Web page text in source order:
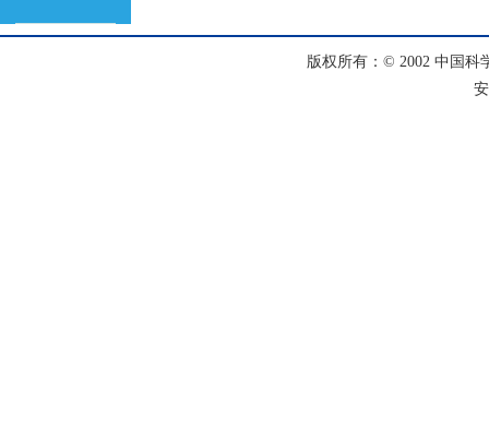
版权所有：© 2002 中国科